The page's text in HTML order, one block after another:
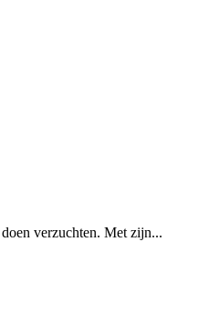
verzuchten. Met zijn...